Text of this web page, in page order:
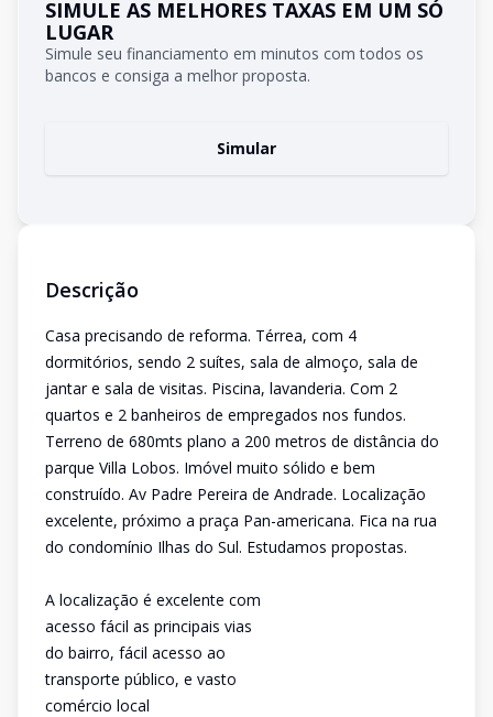
SIMULE AS MELHORES TAXAS EM UM SÓ
LUGAR
Simule seu financiamento em minutos com todos os
bancos e consiga a melhor proposta.
Simular
Descrição
Casa precisando de reforma. Térrea, com 4
dormitórios, sendo 2 suítes, sala de almoço, sala de
jantar e sala de visitas. Piscina, lavanderia. Com 2
quartos e 2 banheiros de empregados nos fundos.
Terreno de 680mts plano a 200 metros de distância do
parque Villa Lobos. Imóvel muito sólido e bem
construído. Av Padre Pereira de Andrade. Localização
excelente, próximo a praça Pan-americana. Fica na rua
do condomínio Ilhas do Sul. Estudamos propostas.
A localização é excelente com
acesso fácil as principais vias
do bairro, fácil acesso ao
transporte público, e vasto
comércio local